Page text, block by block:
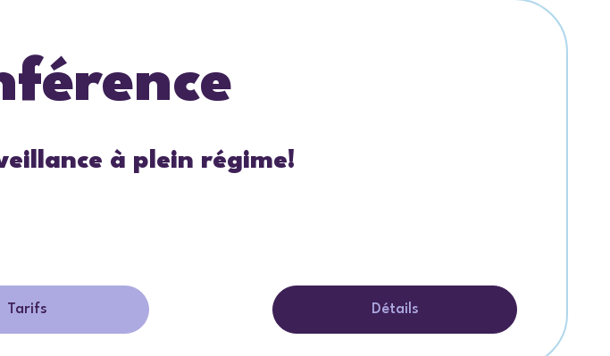
à plein régime!
Tarifs Détails